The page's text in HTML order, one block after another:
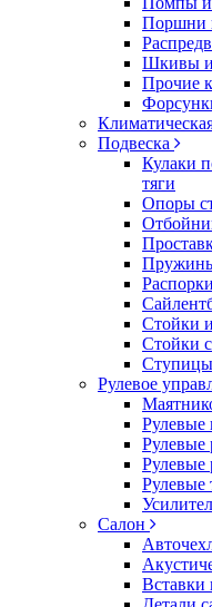
Поршни
Шкивы и
Прочие
Подвеска
Кулаки
тяги
Опоры
Стойки
Стойки
Рулевое
Рулевые
Рулевые
Рулевые
Рулевые
Салон
Вставки